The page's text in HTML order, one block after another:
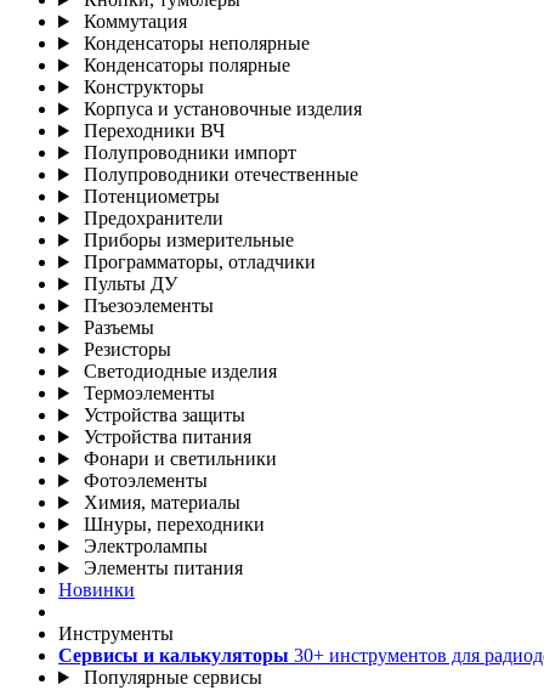
Коммутация
Конденсаторы неполярные
Конденсаторы полярные
Конструкторы
Корпуса и установочные изделия
Переходники ВЧ
Полупроводники импорт
Полупроводники отечественные
Потенциометры
Предохранители
Приборы измерительные
Программаторы, отладчики
Пульты ДУ
Пъезоэлементы
Разъемы
Резисторы
Светодиодные изделия
Термоэлементы
Устройства защиты
Устройства питания
Фонари и светильники
Фотоэлементы
Химия, материалы
Шнуры, переходники
Электролампы
Элементы питания
Новинки
Инструменты
Сервисы и калькуляторы 30+ инструментов для
Популярные сервисы